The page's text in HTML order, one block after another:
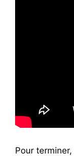
Pour